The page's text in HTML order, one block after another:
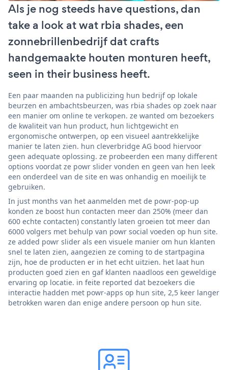
Als je nog steeds have questions, dan
take a look at wat rbia shades, een
zonnebrillenbedrijf dat crafts
handgemaakte houten monturen heeft,
seen in their business heeft.
Een paar maanden na publicizing hun bedrijf op lokale
beurzen en ambachtsbeurzen, was rbia shades op zoek naar
een manier om online te verkopen. ze wanted om bezoekers
de kwaliteit van hun product, hun lichtgewicht en
ergonomische ontwerpen, op een visueel aantrekkelijke
manier te laten zien. hun cleverbridge AG bood hiervoor
geen adequate oplossing. ze probeerden een many different
options voordat ze powr slider vonden en geen van hen leek
een onderdeel van de site en was onhandig en moeilijk te
gebruiken.
In just months van het aanmelden met de powr-pop-up
konden ze boost hun contacten meer dan 250% (meer dan
600 echte contacten) constantly laten groeien tot meer dan
6000 volgers met behulp van powr social voeden op hun site.
ze added powr slider als een visuele manier om hun klanten
snel te laten zien, aangezien ze coming to de startpagina
zijn, hoe de producten er in het echt uitzien. het laat hun
producten goed zien en gaf klanten naadloos een geweldige
ervaring op locatie. in feite reported dat bezoekers die
interactie hadden met powr-apps op hun site, 2,5 keer langer
betrokken waren dan enige andere persoon op hun site.